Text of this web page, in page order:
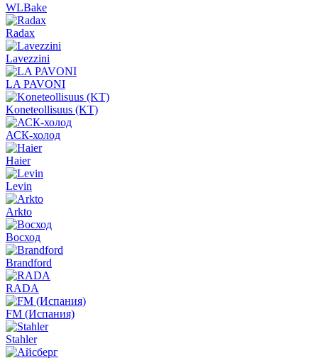
WLBake
Radax
Lavezzini
LA PAVONI
Koneteollisuus (KT)
АСК-холод
Haier
Levin
Arkto
Восход
Brandford
RADA
FM (Испания)
Stahler